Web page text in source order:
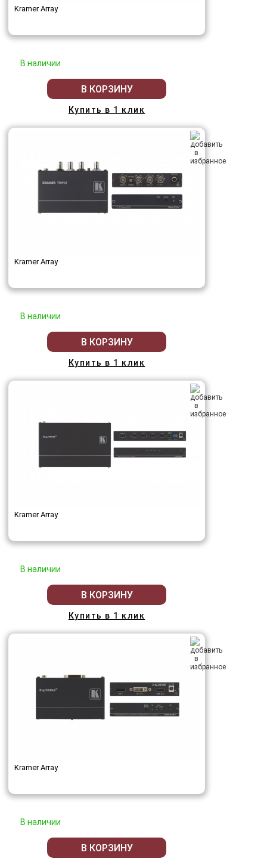
Kramer Array
В наличии
В КОРЗИНУ
Купить в 1 клик
Kramer Array
В наличии
В КОРЗИНУ
Купить в 1 клик
Kramer Array
В наличии
В КОРЗИНУ
Купить в 1 клик
Kramer Array
В наличии
В КОРЗИНУ